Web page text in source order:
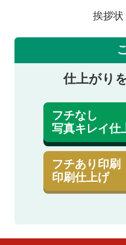
挨拶状
仕上がり
フチなし
写真キレイ仕
フチあり印刷
印刷仕上げ